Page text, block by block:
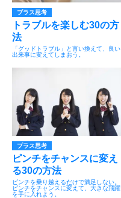
プラス思考
トラブルを楽しむ30の方
法
「グッドトラブル」と言い換えて、良い
出来事に変えてしまおう。
プラス思考
ピンチをチャンスに変え
る30の方法
ピンチを乗り越えるだけで満足しない。
ピンチをチャンスに変えて、大きな飛躍
を手に入れよう。